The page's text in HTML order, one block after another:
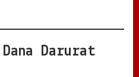
Darurat